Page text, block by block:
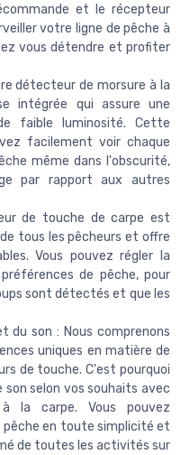
et le récepteur
votre ligne de pêche à
vous détendre et profiter
détecteur de morsure à la
intégrée qui assure une
faible luminosité. Cette
facilement voir chaque
même dans l'obscurité,
par rapport aux autres
de touche de carpe est
tous les pêcheurs et offre
Vous pouvez régler la
de pêche, pour
sont détectés et que les
du son : Nous comprenons
uniques en matière de
de touche. C'est pourquoi
selon vos souhaits avec
la carpe. Vous pouvez
pêche en toute simplicité et
de toutes les activités sur